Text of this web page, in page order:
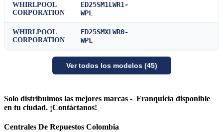
WHIRLPOOL
CORPORATION
ED25SM1LWR1-
WPL
WHIRLPOOL
CORPORATION
ED25SMXLWR0-
WPL
Ver todos los modelos (45)
Solo distribuimos las mejores marcas - Franquicia disponible
en tu ciudad. ¡Contáctanos!
Centrales De Repuestos Colombia